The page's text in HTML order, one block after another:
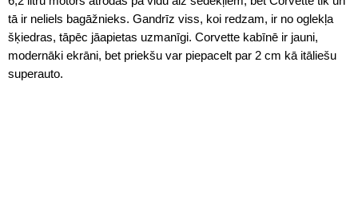
tā ir neliels bagāžnieks. Gandrīz viss, koi redzam, ir no oglekļa
šķiedras, tāpēc jāapietas uzmanīgi. Corvette kabīnē ir jauni,
modernāki ekrāni, bet priekšu var piepacelt par 2 cm kā itāliešu
superauto.